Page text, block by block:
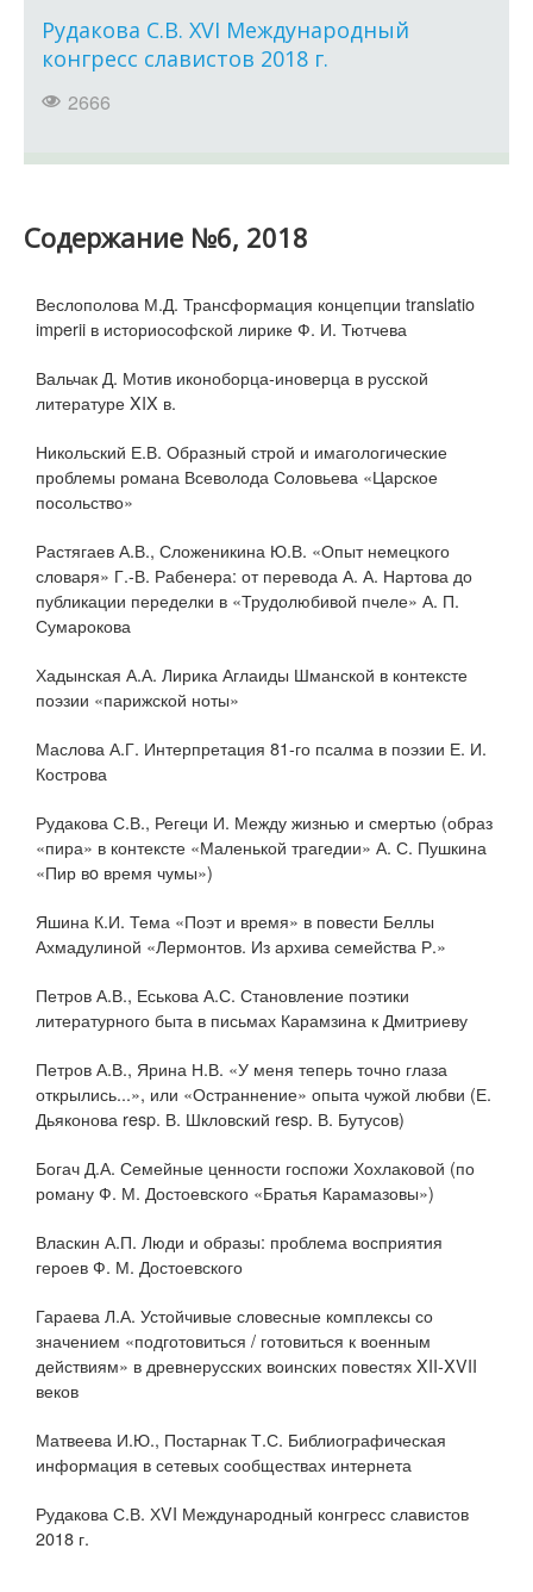
Рудакова С.В. ХVI Международный
конгресс славистов 2018 г.
2666
Содержание №6, 2018
Веслополова М.Д. Трансформация концепции translatio
imperii в историософской лирике Ф. И. Тютчева
Вальчак Д. Мотив иконоборца-иноверца в русской
литературе XIX в.
Никольский Е.В. Образный строй и имагологические
проблемы романа Всеволода Соловьева «Царское
посольство»
Растягаев А.В., Сложеникина Ю.В. «Опыт немецкого
словаря» Г.-В. Рабенера: от перевода А. А. Нартова до
публикации переделки в «Трудолюбивой пчеле» А. П.
Сумарокова
Хадынская А.А. Лирика Аглаиды Шманской в контексте
поэзии «парижской ноты»
Маслова А.Г. Интерпретация 81-го псалма в поэзии Е. И.
Кострова
Рудакова С.В., Регеци И. Между жизнью и смертью (образ
«пира» в контексте «Маленькой трагедии» А. С. Пушкина
«Пир вo время чумы»)
Яшина К.И. Тема «Поэт и время» в повести Беллы
Ахмадулиной «Лермонтов. Из архива семейства Р.»
Петров А.В., Еськова А.С. Становление поэтики
литературного быта в письмах Карамзина к Дмитриеву
Петров А.В., Ярина Н.В. «У меня теперь точно глаза
открылись...», или «Остраннение» опыта чужой любви (Е.
Дьяконова resp. В. Шкловский resp. В. Бутусов)
Богач Д.А. Семейные ценности госпожи Хохлаковой (по
роману Ф. М. Достоевского «Братья Карамазовы»)
Власкин А.П. Люди и образы: проблема восприятия
героев Ф. М. Достоевского
Гараева Л.А. Устойчивые словесные комплексы со
значением «подготовиться / готовиться к военным
действиям» в древнерусских воинских повестях XII-XVII
веков
Матвеева И.Ю., Постарнак Т.С. Библиографическая
информация в сетевых сообществах интернета
Рудакова С.В. ХVI Международный конгресс славистов
2018 г.